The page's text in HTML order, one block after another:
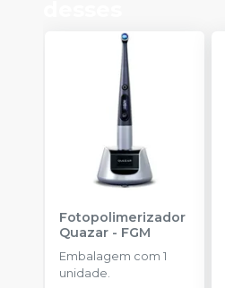
Fotopolimerizador
Quazar - FGM
Embalagem com 1
unidade.